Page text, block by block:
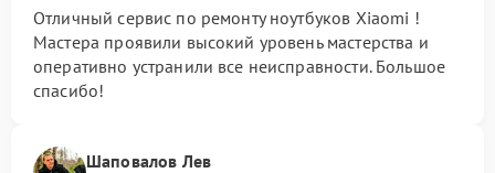
Отличный сервис по ремонту ноутбуков Xiaomi !
Мастера проявили высокий уровень мастерства и
оперативно устранили все неисправности. Большое
спасибо!
Шаповалов Лев